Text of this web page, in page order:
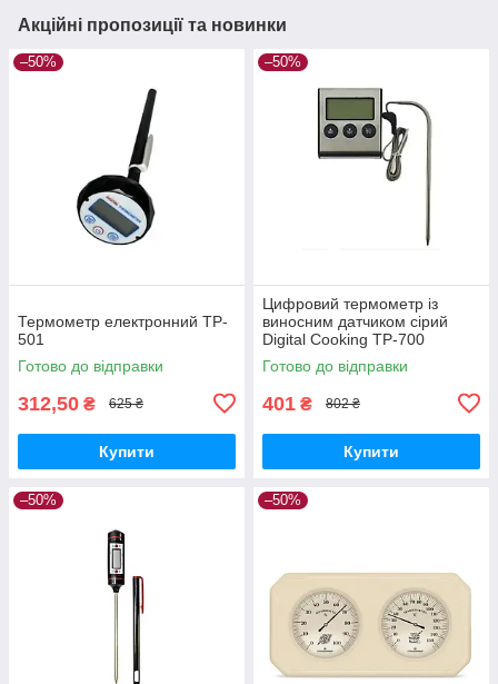
Акційні пропозиції та новинки
–50%
Термометр електронний TP-
501
Готово до відправки
312,50 ₴ 625 ₴
Купити
–50%
Цифровий термометр із
виносним датчиком сірий
Digital Cooking TP-700
Готово до відправки
401 ₴ 802 ₴
Купити
–50% –50%